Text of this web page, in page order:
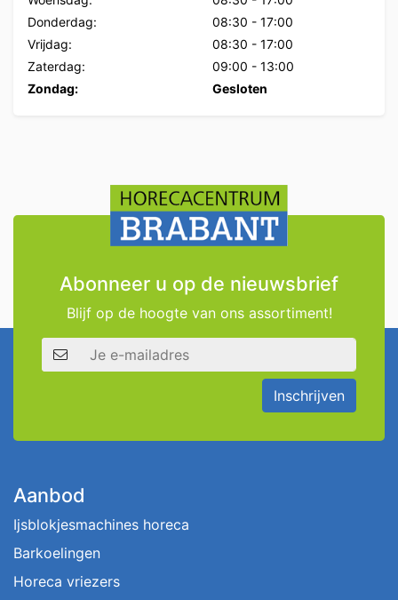
Donderdag:
08:30 - 17:00
Vrijdag:
08:30 - 17:00
Zaterdag:
09:00 - 13:00
Zondag:
Gesloten
Abonneer u op de nieuwsbrief
Blijf op de hoogte van ons assortiment!
E-mailadres
Inschrijven
Aanbod
Ijsblokjesmachines horeca
Barkoelingen
Horeca vriezers